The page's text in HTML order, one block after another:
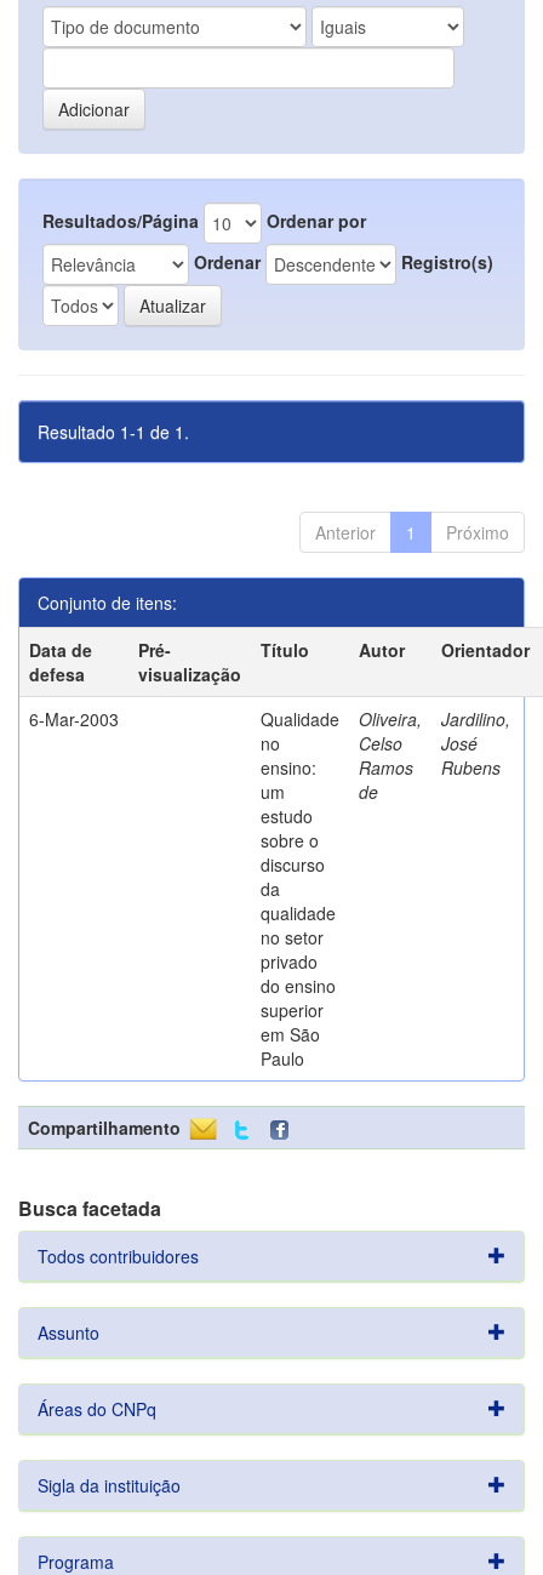
Resultados/Página
Ordenar por
Ordenar
Registro(s)
Resultado 1-1 de 1.
Anterior 1 Próximo
Conjunto de itens:
Data de
defesa
Pré-
visualização
Título Autor Orientador
6-Mar-2003
Qualidade
no
ensino:
um
estudo
sobre o
discurso
da
qualidade
no setor
privado
do ensino
superior
em São
Paulo
Oliveira,
Celso
Ramos
de
Jardilino,
José
Rubens
Compartilhamento
Busca facetada
Todos contribuidores
Assunto
Áreas do CNPq
Sigla da instituição
Programa